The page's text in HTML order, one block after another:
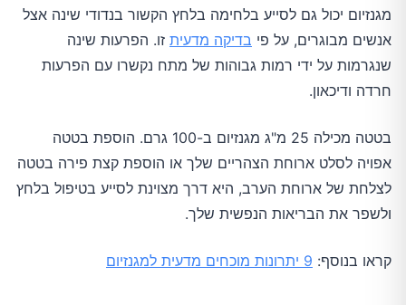
מגנזיום יכול גם לסייע בלחימה בלחץ הקשור בנדודי שינה אצל
אנשים מבוגרים, על פי בדיקה מדעית זו. הפרעות שינה
שנגרמות על ידי רמות גבוהות של מתח נקשרו עם הפרעות
חרדה ודיכאון.
בטטה מכילה 25 מ"ג מגנזיום ב-100 גרם. הוספת בטטה
אפויה לסלט ארוחת הצהריים שלך או הוספת קצת פירה בטטה
לצלחת של ארוחת הערב, היא דרך מצוינת לסייע בטיפול בלחץ
ולשפר את הבריאות הנפשית שלך.
קראו בנוסף: 9 יתרונות מוכחים מדעית למגנזיום